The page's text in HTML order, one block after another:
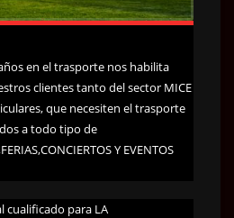
en el trasporte nos habilita
clientes tanto del sector MICE
que necesiten el trasporte
a todo tipo de
Y EVENTOS
cualificado para LA